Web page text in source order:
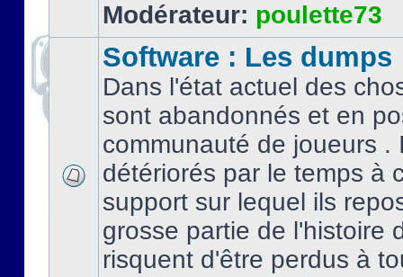
Modérateur: poulette73
Software : Les dumps
Dans l'état actuel des
sont abandonnés et en
communauté de joueurs .
détériorés par le temps à
support sur lequel ils
grosse partie de l'histoire
risquent d'être perdus à